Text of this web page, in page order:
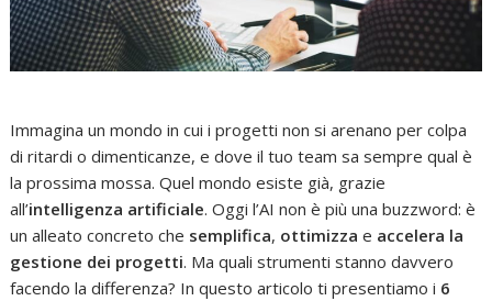
Immagina un mondo in cui i progetti non si arenano per colpa
di ritardi o dimenticanze, e dove il tuo team sa sempre qual è
la prossima mossa. Quel mondo esiste già, grazie
all’intelligenza artificiale. Oggi l’AI non è più una buzzword: è
un alleato concreto che semplifica, ottimizza e accelera la
gestione dei progetti. Ma quali strumenti stanno davvero
facendo la differenza? In questo articolo ti presentiamo i 6